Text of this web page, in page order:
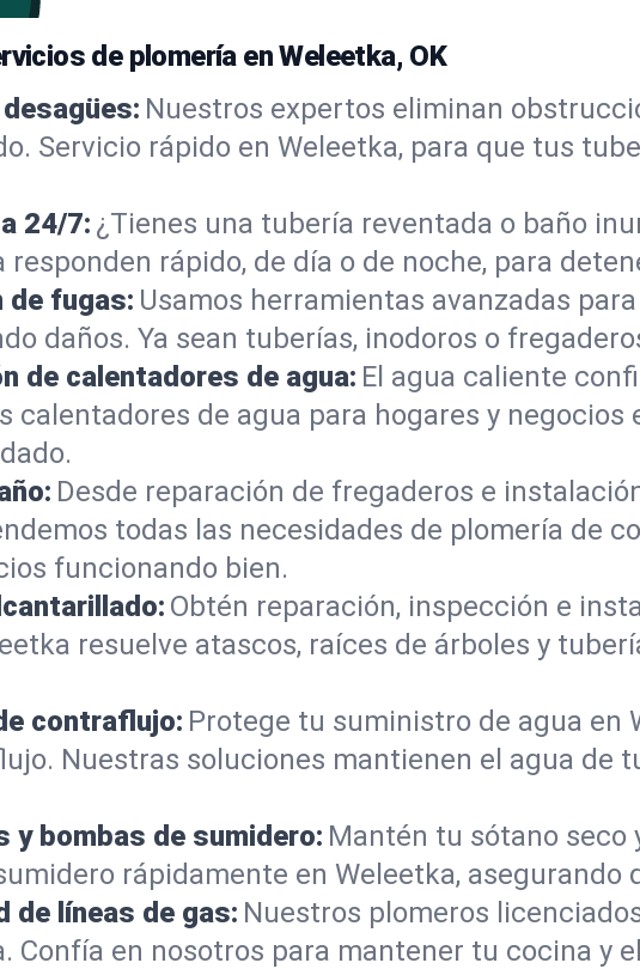
de plomería en Weleetka, OK
Nuestros expertos eliminan
Servicio rápido en Weleetka, para que tus
24/7: ¿Tienes una tubería reventada o baño
responden rápido, de día o de noche, para
de fugas: Usamos herramientas avanzadas
daños. Ya sean tuberías, inodoros o
de calentadores de agua: El agua caliente
calentadores de agua para hogares y negocios
Desde reparación de fregaderos e
todas las necesidades de plomería de
funcionando bien.
Obtén reparación, inspección e
resuelve atascos, raíces de árboles y
contraflujo: Protege tu suministro de agua en
Nuestras soluciones mantienen el agua de
y bombas de sumidero: Mantén tu sótano seco
rápidamente en Weleetka, asegurando
de líneas de gas: Nuestros plomeros
Confía en nosotros para mantener tu cocina y